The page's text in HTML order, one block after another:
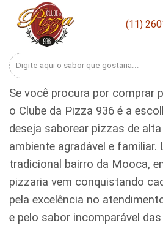
(11)
Search
Se você procura por comprar
o Clube da Pizza 936 é a
deseja saborear pizzas de
ambiente agradável e familiar.
tradicional bairro da Mooca,
pizzaria vem conquistando
pela excelência no
e pelo sabor incomparável